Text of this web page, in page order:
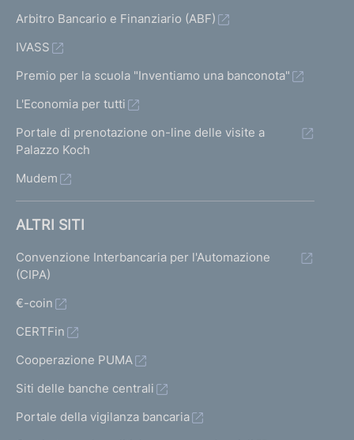
Arbitro Bancario e Finanziario (ABF)
IVASS
Premio per la scuola "Inventiamo una banconota"
L'Economia per tutti
Portale di prenotazione on-line delle visite a
Palazzo Koch
Mudem
ALTRI SITI
Convenzione Interbancaria per l'Automazione
(CIPA)
€-coin
CERTFin
Cooperazione PUMA
Siti delle banche centrali
Portale della vigilanza bancaria